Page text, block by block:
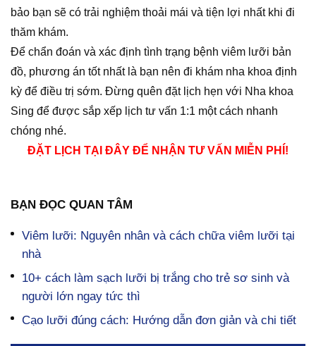
bảo bạn sẽ có trải nghiệm thoải mái và tiện lợi nhất khi đi
thăm khám.
Để chẩn đoán và xác định tình trạng bệnh viêm lưỡi bản
đồ, phương án tốt nhất là bạn nên đi khám nha khoa định
kỳ để điều trị sớm. Đừng quên đặt lịch hẹn với Nha khoa
Sing để được sắp xếp lịch tư vấn 1:1 một cách nhanh
chóng nhé.
ĐẶT LỊCH TẠI ĐÂY ĐỂ NHẬN TƯ VẤN MIỄN PHÍ!
BẠN ĐỌC QUAN TÂM
Viêm lưỡi: Nguyên nhân và cách chữa viêm lưỡi tại
nhà
10+ cách làm sạch lưỡi bị trắng cho trẻ sơ sinh và
người lớn ngay tức thì
Cạo lưỡi đúng cách: Hướng dẫn đơn giản và chi tiết